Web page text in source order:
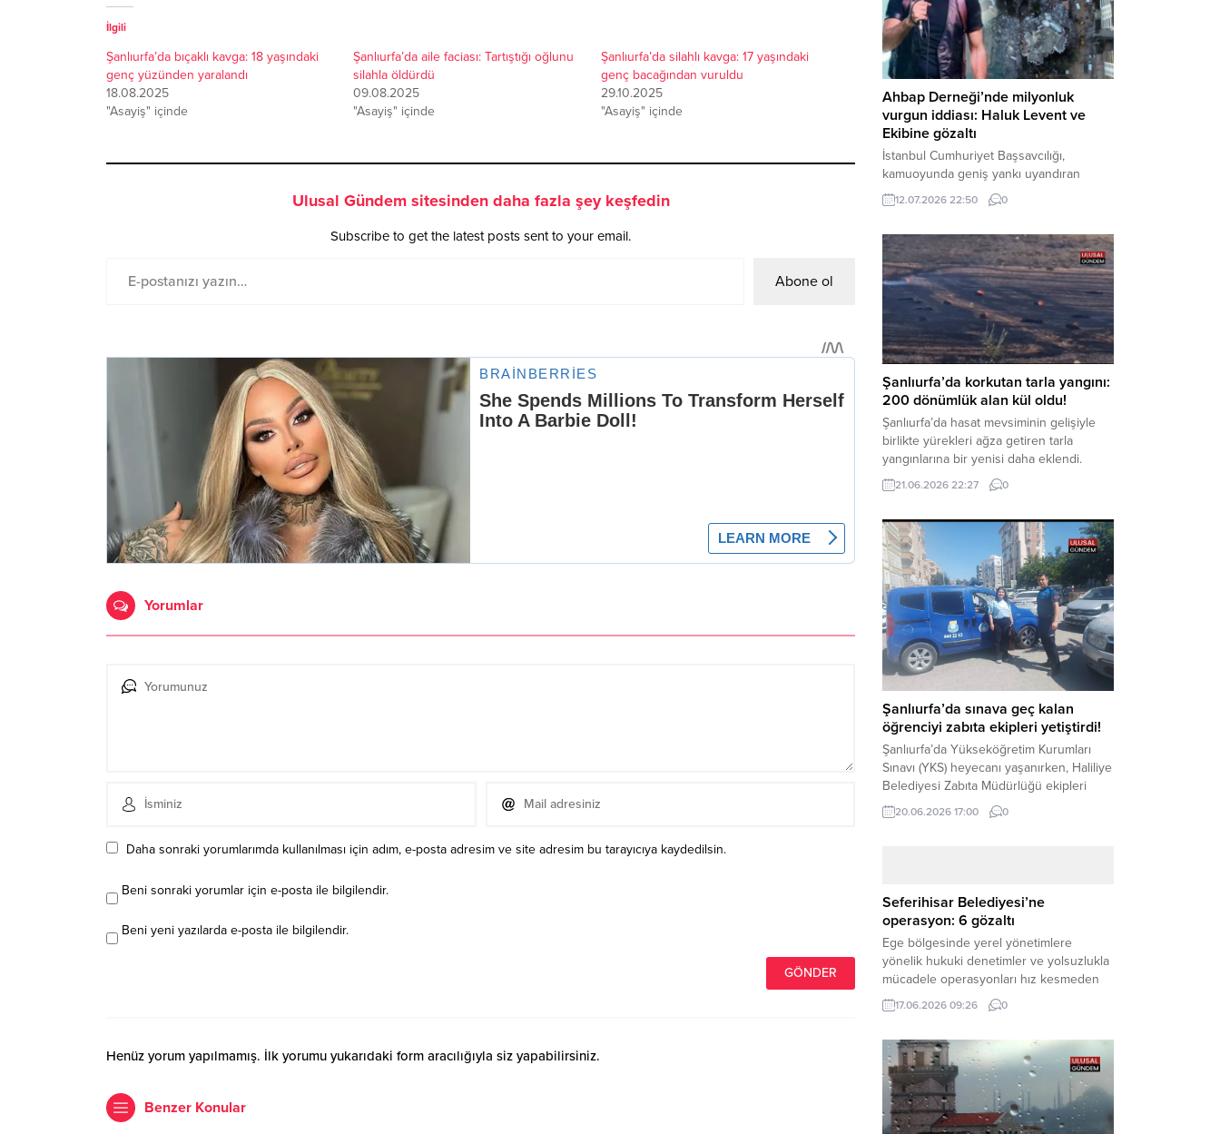
İlgili
Şanlıurfa’da bıçaklı kavga: 18 yaşındaki
genç yüzünden yaralandı
18.08.2025
"Asayiş" içinde
Şanlıurfa’da aile faciası: Tartıştığı oğlunu
silahla öldürdü
09.08.2025
"Asayiş" içinde
Şanlıurfa’da silahlı kavga: 17 yaşındaki
genç bacağından vuruldu
29.10.2025
"Asayiş" içinde
Ulusal Gündem sitesinden daha fazla şey keşfedin
Subscribe to get the latest posts sent to your email.
Abone ol
Yorumlar
Daha sonraki yorumlarımda kullanılması için adım, e-posta adresim ve site adresim bu tarayıcıya kaydedilsin.
Beni sonraki yorumlar için e-posta ile bilgilendir.
Beni yeni yazılarda e-posta ile bilgilendir.
Henüz yorum yapılmamış. İlk yorumu yukarıdaki form aracılığıyla siz yapabilirsiniz.
Benzer Konular
sorgularının ardından yoğun güvenlik
önlemleri altında adliyeye sevk edilen
U.Y. ve...
Ahbap Derneği’nde milyonluk
vurgun iddiası: Haluk Levent ve
Ekibine gözaltı
İstanbul Cumhuriyet Başsavcılığı,
kamuoyunda geniş yankı uyandıran
Ahbap Derneği’ne yönelik kapsamlı bir
soruşturma başlattığını ve Dernek
şüphelilerin gözaltına alındığını açıkladı.
Yürütülen tahkikatın “Dernekler
Kanunu’na muhalefet”, “suçtan
kaynaklanan mal varlığı değerlerini
aklama” ve “örgüt” suçlamaları
kapsamında derinleştirildiği bildirildi.
Haber Merkezi – Soruşturmanın
odağında, özellikle 6 Şubat...
12.07.2026 22:50 0
Şanlıurfa’da korkutan tarla yangını:
200 dönümlük alan kül oldu!
Şanlıurfa’da hasat mevsiminin gelişiyle
birlikte yürekleri ağza getiren tarla
yangınlarına bir yenisi daha eklendi.
Hilvan ilçesinde çıkan yangında, 50
dönümü biçilmemiş buğday olmak üzere
teslim olarak küle döndü. Haber Merkezi
– Yangın, Şanlıurfa’nın Hilvan ilçesine
bağlı Agilmuz köyünde meydana geldi.
Edinilen bilgilere göre, henüz
belirlenemeyen...
21.06.2026 22:27 0
Şanlıurfa’da sınava geç kalan
öğrenciyi zabıta ekipleri yetiştirdi!
Şanlıurfa’da Yükseköğretim Kurumları
Sınavı (YKS) heyecanı yaşanırken, Haliliye
Belediyesi Zabıta Müdürlüğü ekipleri
geleceğini belirleyecek sınava geç kalma
tehlikesiyle karşı karşıya kalan bir
yolunu tutan binlerce aday arasında,
sınav yerine zamanında ulaşamayan bir
öğrenci büyük bir panik yaşadı....
20.06.2026 17:00 0
Seferihisar Belediyesi’ne
operasyon: 6 gözaltı
Ege bölgesinde yerel yönetimlere
yönelik hukuki denetimler ve yolsuzlukla
mücadele operasyonları hız kesmeden
devam ediyor. İzmir’in turistik ilçelerinden
Seferihisar Belediyesi, sabah saatlerinde
operasyonuyla sarsıldı. Haber Merkezi –
İzmir Cumhuriyet Başsavcılığı
koordinesinde yürütülen geniş kapsamlı
yolsuzluk ve mali suçlar soruşturması
kapsamında düğmeye basıldı. Edinilen ilk
17.06.2026 09:26 0